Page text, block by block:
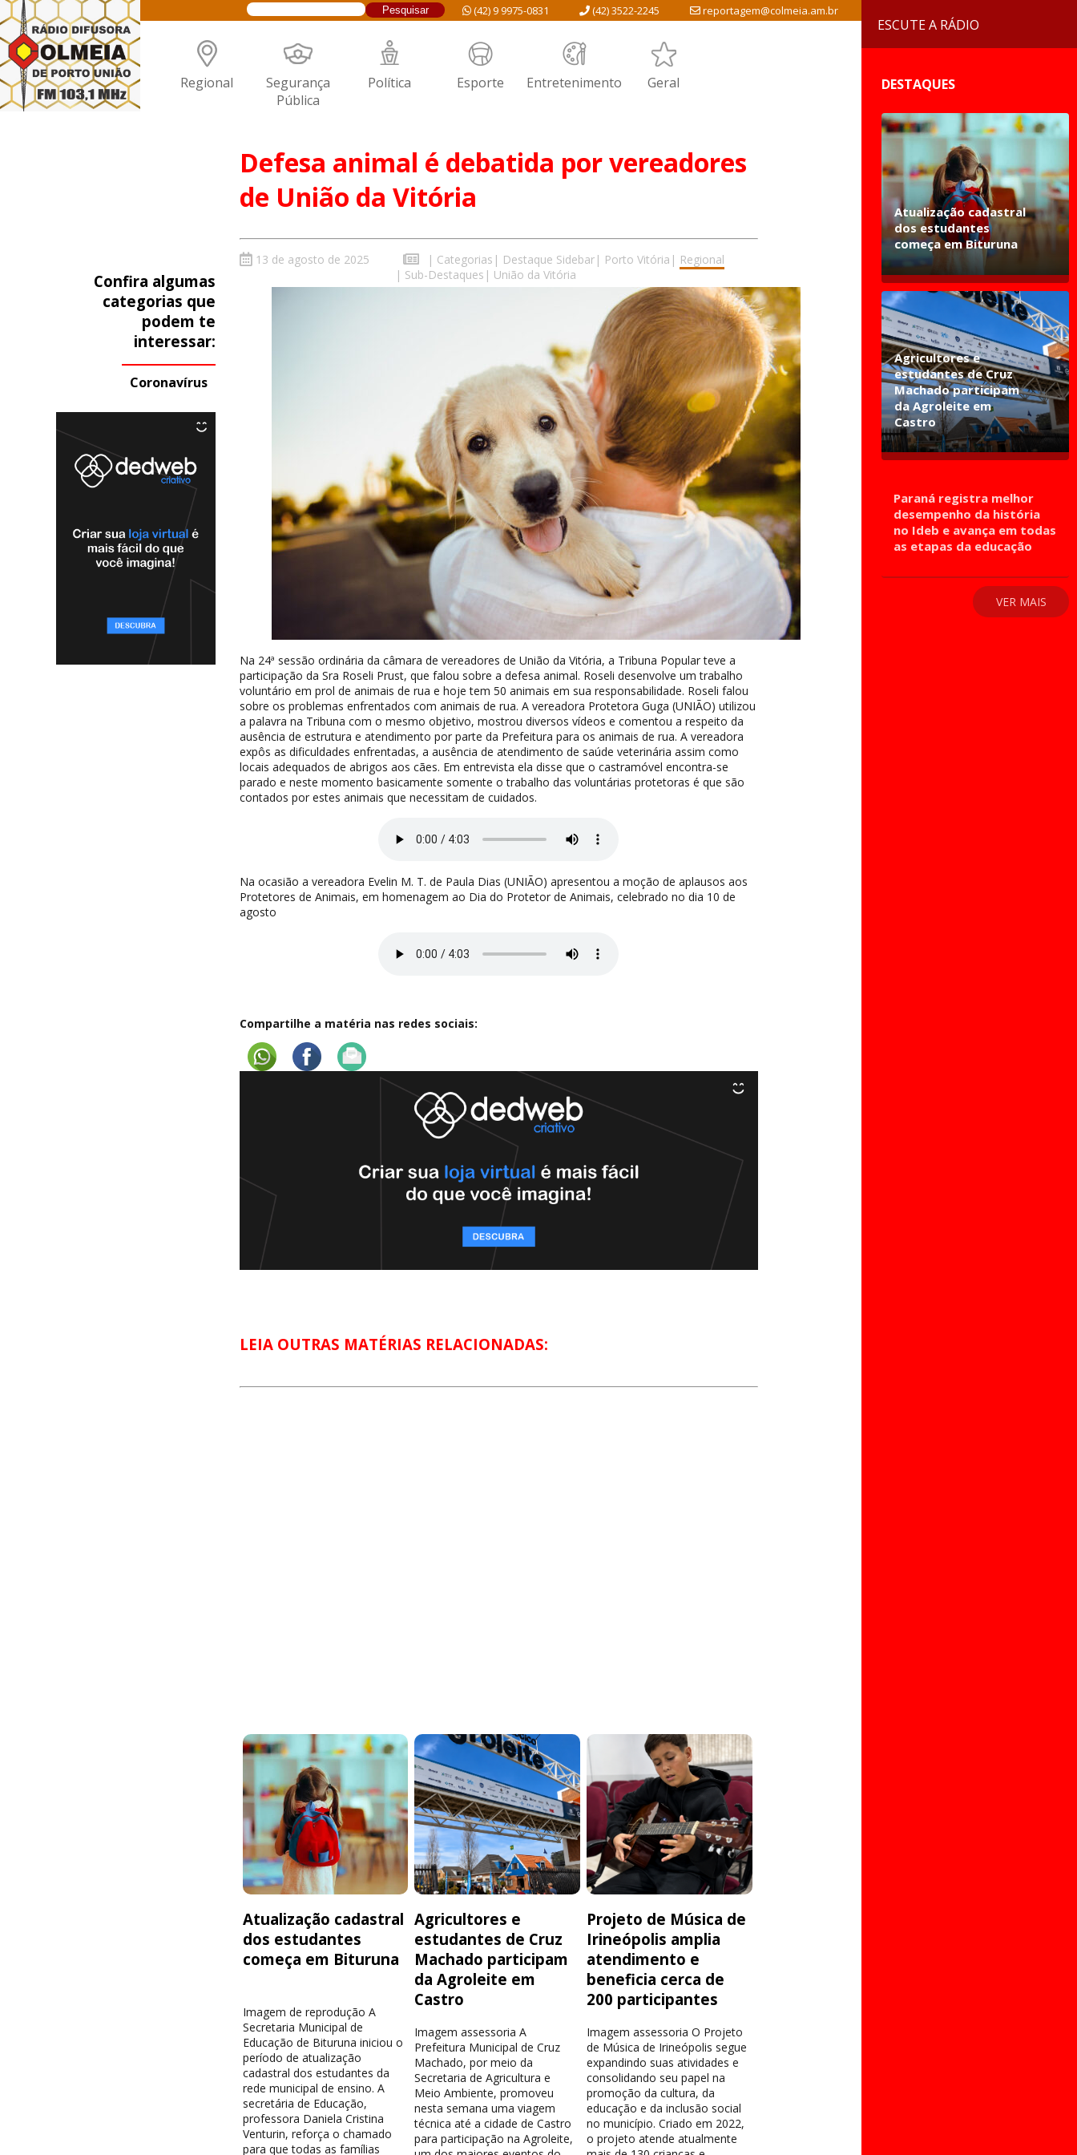
reportagem@colmeia.am.br
(42) 3522-2245
(42) 9 9975-0831
Regional Segurança
Pública
Política Esporte Entretenimento Geral
Defesa animal é debatida por vereadores
de União da Vitória
Confira algumas
categorias que
podem te
interessar:
Coronavírus
13 de agosto de 2025 | Categorias | Destaque Sidebar| Porto Vitória | Regional
| Sub-Destaques | União da Vitória
Na 24ª sessão ordinária da câmara de vereadores de União da Vitória, a Tribuna Popular teve a
participação da Sra Roseli Prust, que falou sobre a defesa animal. Roseli desenvolve um trabalho
voluntário em prol de animais de rua e hoje tem 50 animais em sua responsabilidade. Roseli falou
sobre os problemas enfrentados com animais de rua. A vereadora Protetora Guga (UNIÃO) utilizou
a palavra na Tribuna com o mesmo objetivo, mostrou diversos vídeos e comentou a respeito da
ausência de estrutura e atendimento por parte da Prefeitura para os animais de rua. A vereadora
expôs as dificuldades enfrentadas, a ausência de atendimento de saúde veterinária assim como
locais adequados de abrigos aos cães. Em entrevista ela disse que o castramóvel encontra-se
parado e neste momento basicamente somente o trabalho das voluntárias protetoras é que são
contados por estes animais que necessitam de cuidados.
Na ocasião a vereadora Evelin M. T. de Paula Dias (UNIÃO) apresentou a moção de aplausos aos
Protetores de Animais, em homenagem ao Dia do Protetor de Animais, celebrado no dia 10 de
agosto
Compartilhe a matéria nas redes sociais:
LEIA OUTRAS MATÉRIAS RELACIONADAS:
Atualização cadastral
dos estudantes
começa em Bituruna
Imagem de reprodução A
Secretaria Municipal de
Educação de Bituruna iniciou o
período de atualização
cadastral dos estudantes da
rede municipal de ensino. A
secretária de Educação,
professora Daniela Cristina
Venturin, reforça o chamado
para que todas as famílias
Agricultores e
estudantes de Cruz
Machado participam
da Agroleite em
Castro
Imagem assessoria A
Prefeitura Municipal de Cruz
Machado, por meio da
Secretaria de Agricultura e
Meio Ambiente, promoveu
nesta semana uma viagem
técnica até a cidade de Castro
para participação na Agroleite,
Projeto de Música de
Irineópolis amplia
atendimento e
beneficia cerca de
200 participantes
Imagem assessoria O Projeto
de Música de Irineópolis segue
expandindo suas atividades e
consolidando seu papel na
promoção da cultura, da
educação e da inclusão social
no município. Criado em 2022,
o projeto atende atualmente
ESCUTE A RÁDIO
DESTAQUES
Atualização cadastral
dos estudantes
começa em Bituruna
Agricultores e
estudantes de Cruz
Machado participam
da Agroleite em
Castro
Paraná registra melhor
desempenho da história
no Ideb e avança em todas
as etapas da educação
VER MAIS